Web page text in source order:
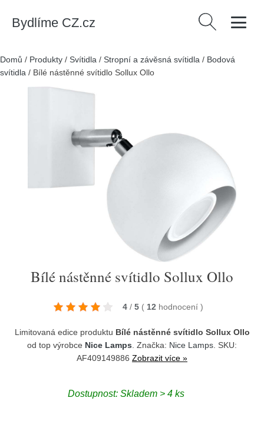
Bydlíme CZ.cz Vyhledávání
Domů / Produkty / Svítidla / Stropní a závěsná svítidla / Bodová
svítidla / Bílé nástěnné svítidlo Sollux Ollo
Bílé nástěnné svítidlo Sollux Ollo
4 / 5 ( 12 hodnocení )
Limitovaná edice produktu Bílé nástěnné svítidlo Sollux Ollo
od top výrobce Nice Lamps . Značka: Nice Lamps . SKU:
AF409149886 Zobrazit více »
Dostupnost: Skladem > 4 ks